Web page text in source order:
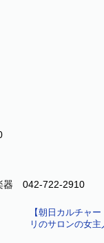
器 042-722-2910
【朝日カルチャ
リのサロンの女